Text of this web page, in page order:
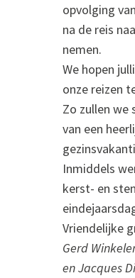
opvolging
na de reis
nemen.
We hopen
onze reizen
Zo zullen we
van een
Inmiddels
kerst- en
Vriendelijke
Gerd
en Jacques